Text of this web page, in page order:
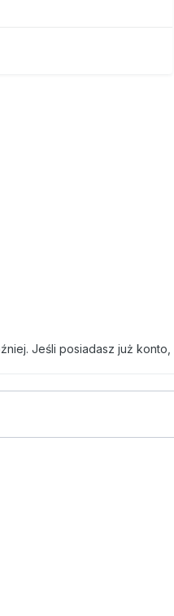
Jeśli posiadasz już konto,